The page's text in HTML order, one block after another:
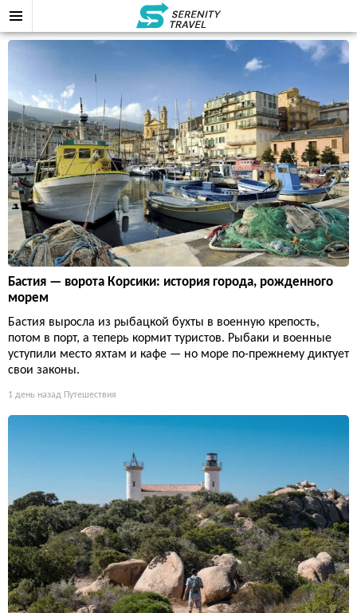
Бастия — ворота Корсики: история города, рожденного
морем
Бастия выросла из рыбацкой бухты в военную крепость,
потом в порт, а теперь кормит туристов. Рыбаки и военные
уступили место яхтам и кафе — но море по-прежнему диктует
свои законы.
1 день назад Путешествия